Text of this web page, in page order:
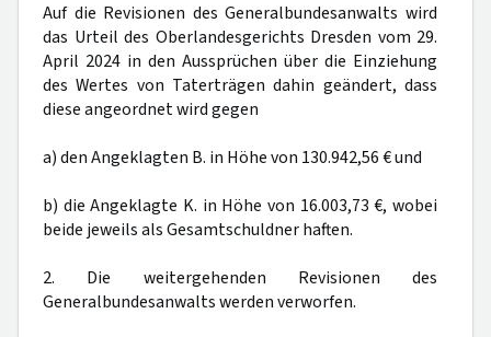
Auf die Revisionen des Generalbundesanwalts wird
das Urteil des Oberlandesgerichts Dresden vom 29.
April 2024 in den Aussprüchen über die Einziehung
des Wertes von Taterträgen dahin geändert, dass
diese angeordnet wird gegen
a) den Angeklagten B. in Höhe von 130.942,56 € und
b) die Angeklagte K. in Höhe von 16.003,73 €, wobei
beide jeweils als Gesamtschuldner haften.
2. Die weitergehenden Revisionen des
Generalbundesanwalts werden verworfen.